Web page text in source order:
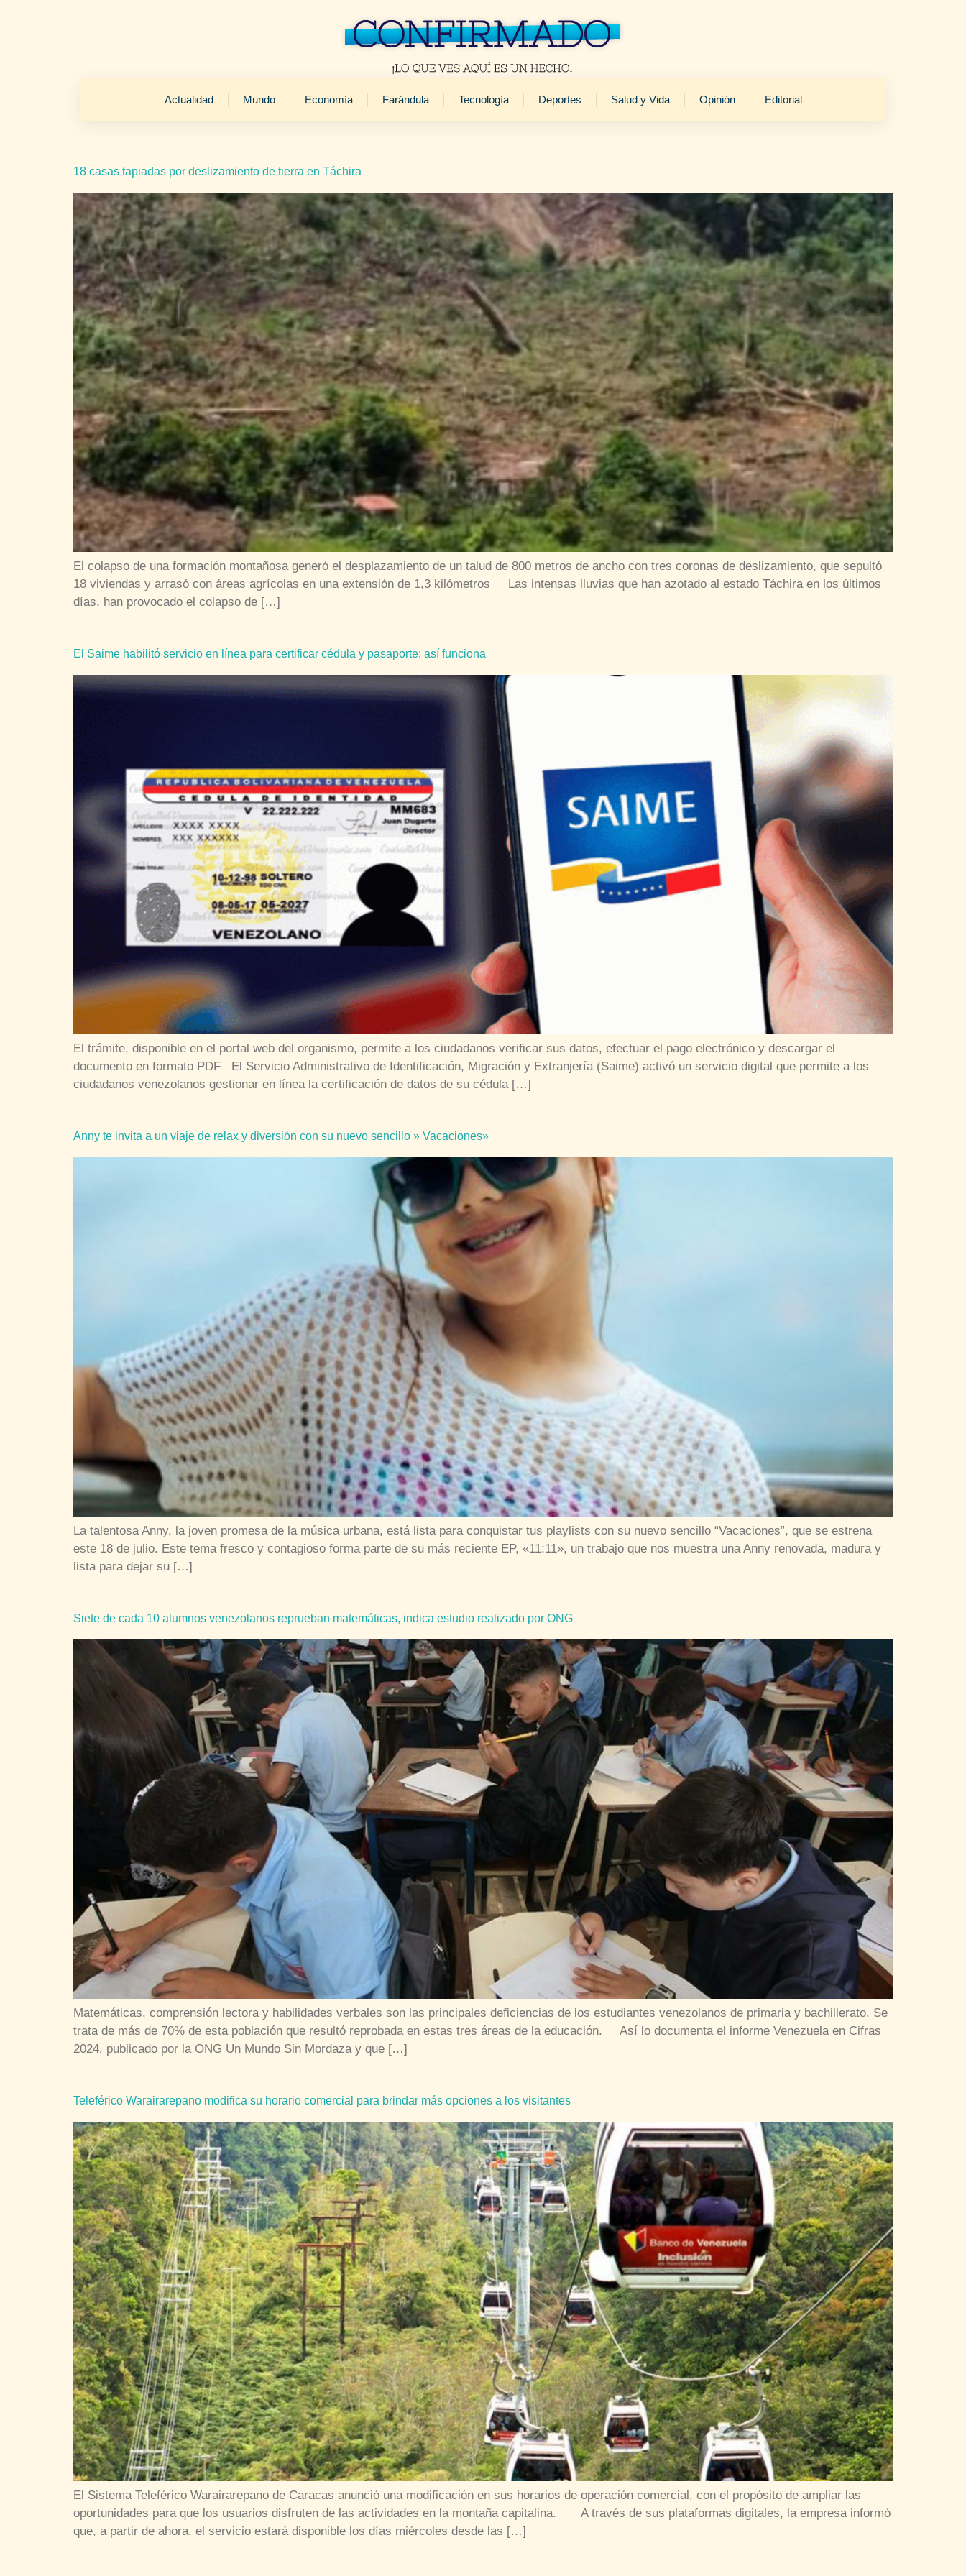
Actualidad Mundo Economía Farándula Tecnología Deportes Salud y Vida Opinión Editorial
18 casas tapiadas por deslizamiento de tierra en Táchira
El colapso de una formación montañosa generó el desplazamiento de un talud de 800 metros de ancho con tres coronas de deslizamiento, que sepultó
18 viviendas y arrasó con áreas agrícolas en una extensión de 1,3 kilómetros Las intensas lluvias que han azotado al estado Táchira en los últimos
días, han provocado el colapso de […]
El Saime habilitó servicio en línea para certificar cédula y pasaporte: así funciona
El trámite, disponible en el portal web del organismo, permite a los ciudadanos verificar sus datos, efectuar el pago electrónico y descargar el
documento en formato PDF El Servicio Administrativo de Identificación, Migración y Extranjería (Saime) activó un servicio digital que permite a los
ciudadanos venezolanos gestionar en línea la certificación de datos de su cédula […]
Anny te invita a un viaje de relax y diversión con su nuevo sencillo » Vacaciones»
La talentosa Anny, la joven promesa de la música urbana, está lista para conquistar tus playlists con su nuevo sencillo “Vacaciones”, que se estrena
este 18 de julio. Este tema fresco y contagioso forma parte de su más reciente EP, «11:11», un trabajo que nos muestra una Anny renovada, madura y
lista para dejar su […]
Siete de cada 10 alumnos venezolanos reprueban matemáticas, indica estudio realizado por ONG
Matemáticas, comprensión lectora y habilidades verbales son las principales deficiencias de los estudiantes venezolanos de primaria y bachillerato. Se
trata de más de 70% de esta población que resultó reprobada en estas tres áreas de la educación. Así lo documenta el informe Venezuela en Cifras
2024, publicado por la ONG Un Mundo Sin Mordaza y que […]
Teleférico Warairarepano modifica su horario comercial para brindar más opciones a los visitantes
El Sistema Teleférico Warairarepano de Caracas anunció una modificación en sus horarios de operación comercial, con el propósito de ampliar las
oportunidades para que los usuarios disfruten de las actividades en la montaña capitalina. A través de sus plataformas digitales, la empresa informó
que, a partir de ahora, el servicio estará disponible los días miércoles desde las […]